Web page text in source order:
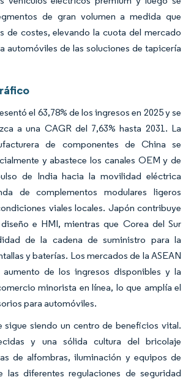
de gran volumen a medida que
de costes, elevando la cuota del mercado
automóviles de las soluciones de tapicería
el 63,78% de los ingresos en 2025 y se
a una CAGR del 7,63% hasta 2031. La
de componentes de China se
y abastece los canales OEM y de
de India hacia la movilidad eléctrica
de complementos modulares ligeros
viales locales. Japón contribuye
e HMI, mientras que Corea del Sur
de la cadena de suministro para la
y baterías. Los mercados de la ASEAN
de los ingresos disponibles y la
minorista en línea, lo que amplía el
para automóviles.
sigue siendo un centro de beneficios vital.
y una sólida cultura del bricolaje
de alfombras, iluminación y equipos de
las diferentes regulaciones de seguridad